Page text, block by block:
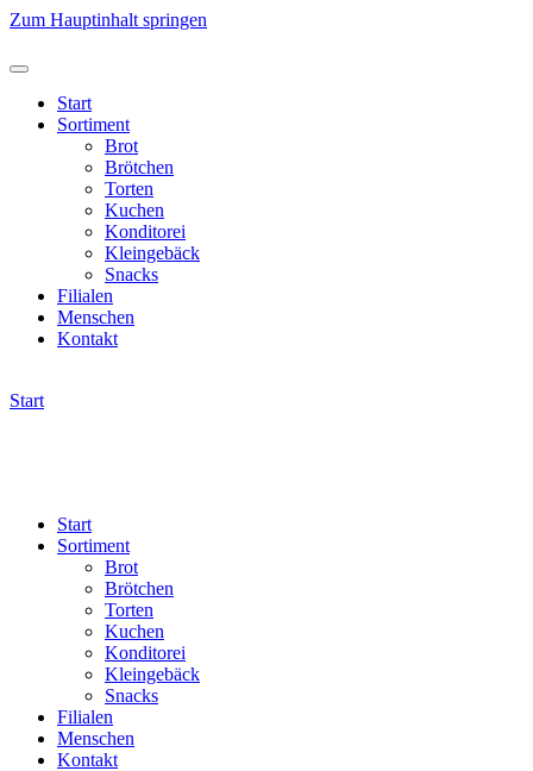
Zum Hauptinhalt springen
Start
Sortiment
Brot
Brötchen
Torten
Kuchen
Konditorei
Kleingebäck
Snacks
Filialen
Menschen
Kontakt
Start
Start
Sortiment
Brot
Brötchen
Torten
Kuchen
Konditorei
Kleingebäck
Snacks
Filialen
Menschen
Kontakt